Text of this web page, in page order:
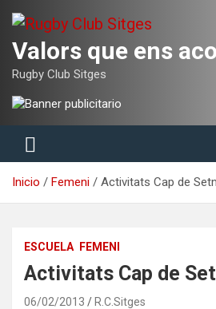
contenido
Rugby Club Sitges
Inicio Femeni Activitats Cap de
ESCUELA FEMENI
Activitats Cap de
06/02/2013 R.C.Sitges